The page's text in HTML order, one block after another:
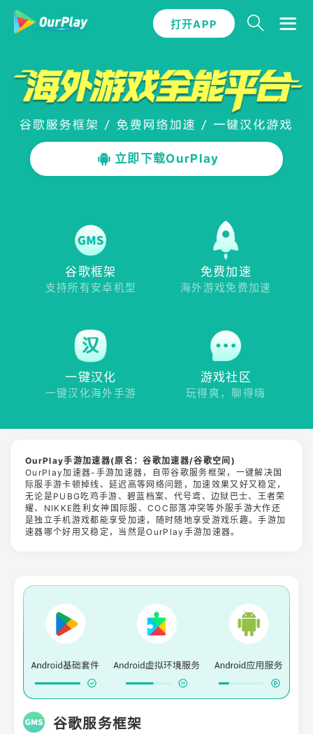
打开APP
立即下载OurPlay
谷歌框架
支持所有安卓机型
免费加速
海外游戏免费加速
一键汉化
一键汉化海外手游
游戏社区
玩得爽，聊得嗨
OurPlay手游加速器(原名：谷歌加速器/谷歌空间)
OurPlay加速器-手游加速器，自带谷歌服务框架，一键解决国
际服手游卡顿掉线、延迟高等网络问题，加速效果又好又稳定，
无论是PUBG吃鸡手游、碧蓝档案、代号鸢、边狱巴士、王者荣
耀、NIKKE胜利女神国际服、COC部落冲突等外服手游大作还
是独立手机游戏都能享受加速，随时随地享受游戏乐趣。手游加
速器哪个好用又稳定，当然是OurPlay手游加速器。
谷歌服务框架